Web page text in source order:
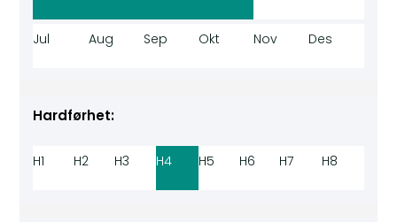
Jul Aug Sep Okt Nov Des
Hardførhet:
H1 H2 H3 H4 H5 H6 H7 H8